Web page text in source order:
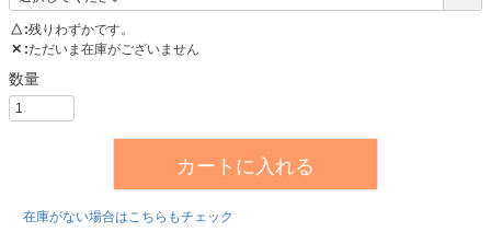
△ 残りわずかです。
✕ ただいま在庫がございません
カートに入れる
在庫がない場合はこちらもチェック